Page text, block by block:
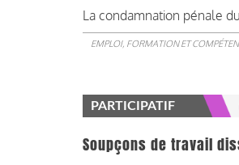
La condamnation pénale
EMPLOI, FORMATION ET
PARTICIPATIF
Soupçons de travail